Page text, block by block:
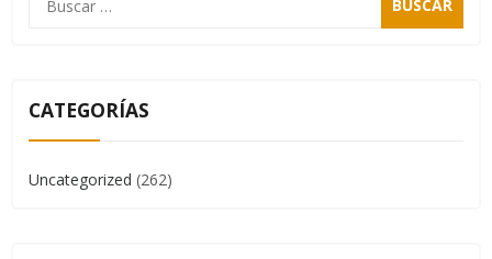
CATEGORÍAS
Uncategorized (262)